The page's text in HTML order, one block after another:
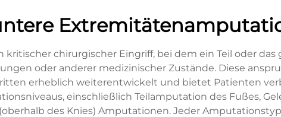
chirurgischer Eingriff, bei dem ein Teil oder
oder anderer medizinischer Zustände. Diese
erheblich weiterentwickelt und bietet Patienten
einschließlich Teilamputation des Fußes,
des Knies) Amputationen. Jeder